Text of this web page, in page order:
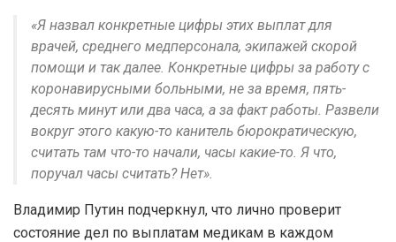
«Я назвал конкретные цифры этих выплат для
врачей, среднего медперсонала, экипажей скорой
помощи и так далее. Конкретные цифры за работу с
коронавирусными больными, не за время, пять-
десять минут или два часа, а за факт работы. Развели
вокруг этого какую-то канитель бюрократическую,
считать там что-то начали, часы какие-то. Я что,
поручал часы считать? Нет».
Владимир Путин подчеркнул, что лично проверит
состояние дел по выплатам медикам в каждом